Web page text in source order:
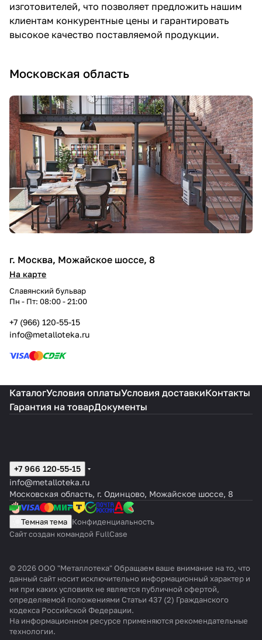
изготовителей, что позволяет предложить нашим
клиентам конкурентные цены и гарантировать
высокое качество поставляемой продукции.
Московская область
г. Москва, Можайское шоссе, 8
На карте
Славянский бульвар
Пн - Пт: 08:00 - 21:00
+7 (966) 120-55-15
info@metalloteka.ru
КаталогУсловия оплатыУсловия доставкиКонтакты
Гарантия на товарДокументы
+7 966 120-55-15
info@metalloteka.ru
Московская область, г. Одинцово, Можайское шоссе, 8
Темная тема Конфиденциальность
Сайт создан командой FullCase
© 2026 ООО "Металлотека" Обращаем ваше внимание на то, что
данный сайт носит исключительно информационный характер и
ни при каких условиях не является публичной офертой,
определяемой положениями Статьи 437 (2) Гражданского
кодекса Российской Федерации.
На информационном ресурсе применяются рекомендательные
технологии.